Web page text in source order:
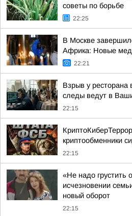
советы по борьбе
22:25
В Москве
Африка: Новые
22:21
Взрыв у
следы ведут в
22:15
криптообменники
22:15
«Не надо грустить
исчезновении
новый оборот
22:15